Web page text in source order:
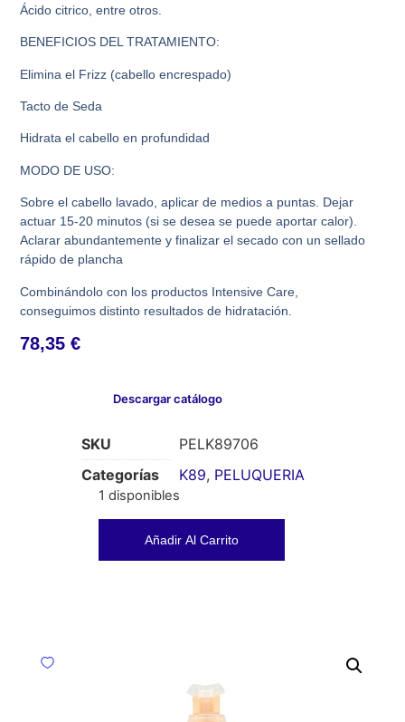
Ácido citrico, entre otros.
BENEFICIOS DEL TRATAMIENTO:
Elimina el Frizz (cabello encrespado)
Tacto de Seda
Hidrata el cabello en profundidad
MODO DE USO:
Sobre el cabello lavado, aplicar de medios a puntas. Dejar
actuar 15-20 minutos (si se desea se puede aportar calor).
Aclarar abundantemente y finalizar el secado con un sellado
rápido de plancha
Combinándolo con los productos Intensive Care,
conseguimos distinto resultados de hidratación.
78,35€
Descargar catálogo
SKU
PELK89706
Categorías
K89, PELUQUERIA
1 disponibles
Añadir Al Carrito